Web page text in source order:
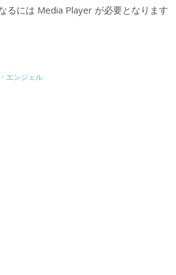
るには Media Player が必要となります
エンジェル